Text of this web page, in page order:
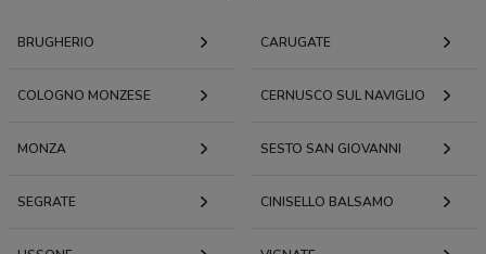
BRUGHERIO CARUGATE
COLOGNO MONZESE CERNUSCO SUL NAVIGLIO
MONZA SESTO SAN GIOVANNI
SEGRATE CINISELLO BALSAMO